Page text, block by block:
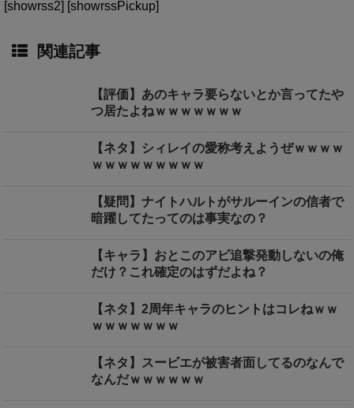
[showrss2] [showrssPickup]
関連記事
【評価】あのキャラ要らないとか言ってたや
つ居たよねｗｗｗｗｗｗｗ
【ネタ】シィレイの愛称考えようぜｗｗｗｗ
ｗｗｗｗｗｗｗｗｗ
【疑問】ナイトハルトがサルーインの信者で
暗躍してたってのは事実なの？
【キャラ】おとこのアビ追撃発動しないの俺
だけ？これ確定のはずだよね？
【ネタ】2周年キャラのヒントはコレねｗｗ
ｗｗｗｗｗｗｗ
【ネタ】スービエが被害者面してるのなんで
なんだｗｗｗｗｗｗ